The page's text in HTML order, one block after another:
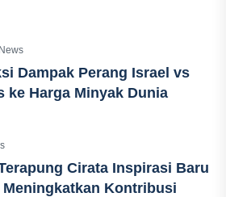
Dampak Perang Israel vs
ke Harga Minyak Dunia
Cirata Inspirasi Baru
Meningkatkan Kontribusi